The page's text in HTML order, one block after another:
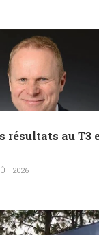
résultats au T3
2026